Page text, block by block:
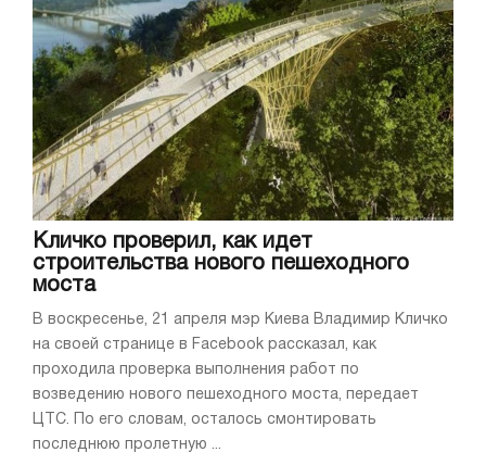
Кличко проверил, как идет
строительства нового пешеходного
моста
В воскресенье, 21 апреля мэр Киева Владимир Кличко
на своей странице в Facebook рассказал, как
проходила проверка выполнения работ по
возведению нового пешеходного моста, передает
ЦТС. По его словам, осталось смонтировать
последнюю пролетную ...